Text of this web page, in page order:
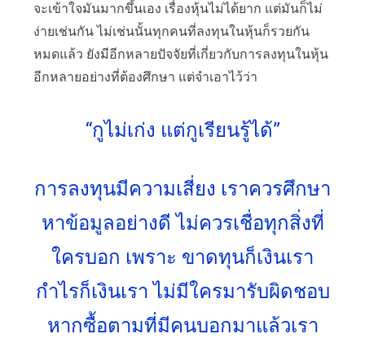
จะเข้าใจมันมากขึ้นเอง เรื่องหุ้นไม่ได้ยาก แต่มันก็ไม่
ง่ายเช่นกัน ไม่เช่นนั้นทุกคนที่ลงทุนในหุ้นก็รวยกัน
หมดแล้ว ยังมีอีกหลายปัจจัยที่เกี่ยวกับการลงทุนในหุ้น
อีกหลายอย่างที่ต้องศึกษา แต่จำเอาไว้ว่า
“กูไม่เก่ง แต่กูเรียนรู้ได้”
การลงทุนมีความเสี่ยง เราควรศึกษา
หาข้อมูลอย่างดี ไม่ควรเชื่อทุกสิ่งที่
ใครบอก เพราะ ขาดทุนก็เงินเรา
กำไรก็เงินเรา ไม่มีใครมารับผิดชอบ
หากซื้อตามที่มีคนบอกมาแล้วเรา